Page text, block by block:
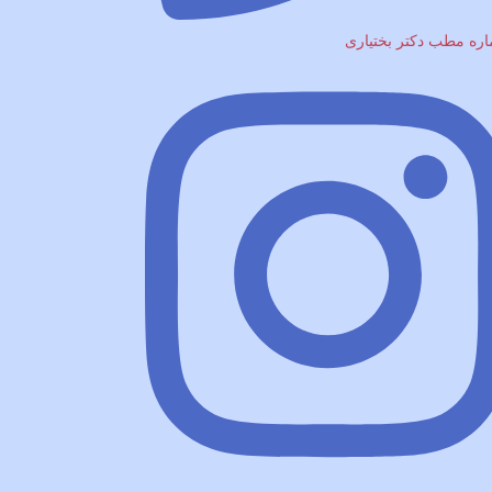
مطب دکتر بختیاری